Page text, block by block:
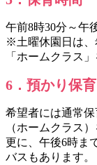
午前8時30分～午
※土曜休園日は、
「ホームクラス
6．預かり保
希望者には通常
（ホームクラス
更に、午後6時ま
バスもあります。